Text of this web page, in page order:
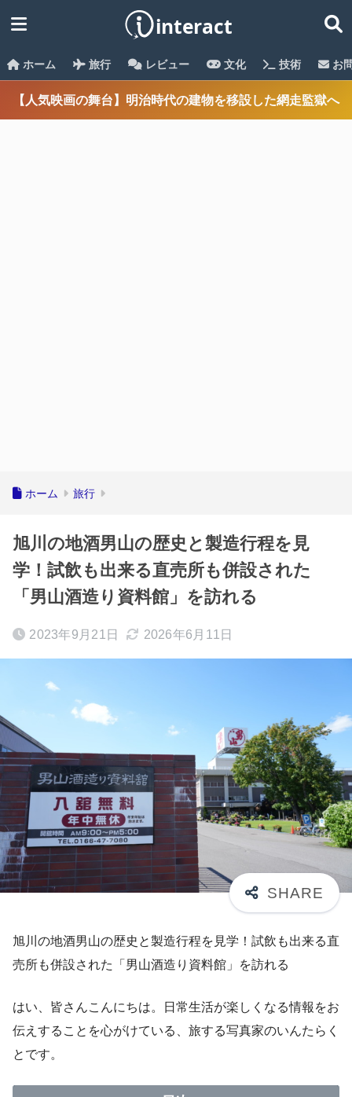
ホーム 旅行 レビュー 文化 技術 お
【人気映画の舞台】明治時代の建物を移設した網走監獄へ
ホーム 旅行
旭川の地酒男山の歴史と製造行程を見
学！試飲も出来る直売所も併設された
「男山酒造り資料館」を訪れる
2023年9月21日 2026年6月11日
旭川の地酒男山の歴史と製造行程を見学！試飲も出来る直
売所も併設された「男山酒造り資料館」を訪れる
はい、皆さんこんにちは。日常生活が楽しくなる情報をお
伝えすることを心がけている、旅する写真家のいんたらく
とです。